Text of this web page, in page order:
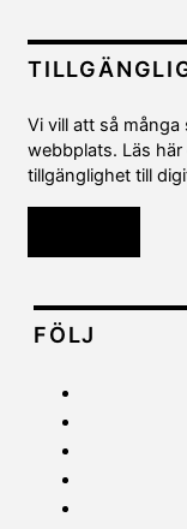
Vi vill att så
webbplats. Läs
tillgänglighet till
FÖLJ